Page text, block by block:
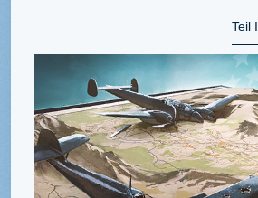
Teil I